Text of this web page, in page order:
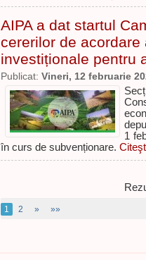
AIPA a dat startul
cererilor de
investiționale pentru
Publicat: Vineri, 12 februarie
1
în curs de subvenționare.
1 2 » »»